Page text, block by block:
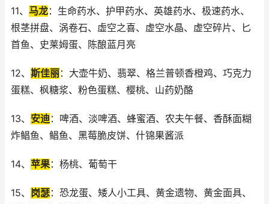
11、 马龙：生命药水、护甲药水、英雄药水、极速药水、
根茎拼盘、涡卷石、虛空之喜、虚空水晶、虚空碎片、匕
首鱼、史莱姆蛋、陈酿蓝月亮
12、 斯佳丽：大壶牛奶、翡翠、格兰普顿香橙鸡、巧克力
蛋糕、枫糖浆、粉色蛋糕、樱桃、山药奶酪
13、 安迪 ：啤酒、淡啤酒、蜂蜜酒、农夫午餐、香酥面糊
炸鲳鱼、鲳鱼、黑莓脆皮饼、什锦果酱派
14、 苹果：杨桃、葡萄干
15、 岗瑟：恐龙蛋、矮人小工具、黄金遗物、黄金面具、